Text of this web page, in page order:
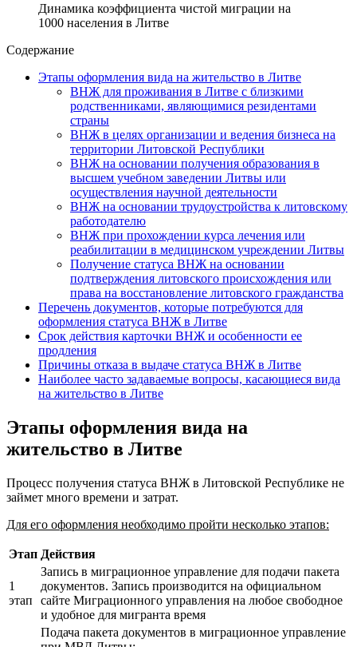
Динамика коэффициента чистой миграции на
1000 населения в Литве
Содержание
Этапы оформления вида на жительство в Литве
ВНЖ для проживания в Литве с близкими
родственниками, являющимися резидентами
страны
ВНЖ в целях организации и ведения бизнеса на
территории Литовской Республики
ВНЖ на основании получения образования в
высшем учебном заведении Литвы или
осуществления научной деятельности
ВНЖ на основании трудоустройства к литовскому
работодателю
ВНЖ при прохождении курса лечения или
реабилитации в медицинском учреждении Литвы
Получение статуса ВНЖ на основании
подтверждения литовского происхождения или
права на восстановление литовского гражданства
Перечень документов, которые потребуются для
оформления статуса ВНЖ в Литве
Срок действия карточки ВНЖ и особенности ее
продления
Причины отказа в выдаче статуса ВНЖ в Литве
Наиболее часто задаваемые вопросы, касающиеся вида
на жительство в Литве
Этапы оформления вида на
жительство в Литве
Процесс получения статуса ВНЖ в Литовской Республике не
займет много времени и затрат.
Для его оформления необходимо пройти несколько этапов:
Этап Действия
1
этап
Запись в миграционное управление для подачи пакета
документов. Запись производится на официальном
сайте Миграционного управления на любое свободное
и удобное для мигранта время
Подача пакета документов в миграционное управление